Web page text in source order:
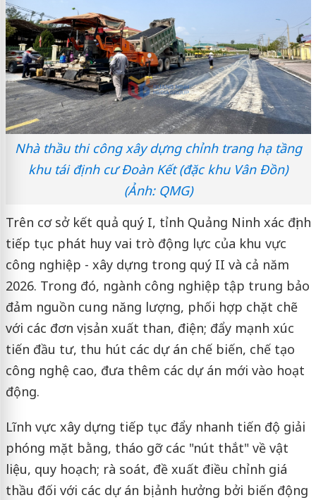
Nhà thầu thi công xây dựng chỉnh trang hạ tầng
khu tái định cư Đoàn Kết (đặc khu Vân Đồn)
(Ảnh: QMG)
Trên cơ sở kết quả quý I, tỉnh Quảng Ninh xác định
tiếp tục phát huy vai trò động lực của khu vực
công nghiệp - xây dựng trong quý II và cả năm
2026. Trong đó, ngành công nghiệp tập trung bảo
đảm nguồn cung năng lượng, phối hợp chặt chẽ
với các đơn vị sản xuất than, điện; đẩy mạnh xúc
tiến đầu tư, thu hút các dự án chế biến, chế tạo
công nghệ cao, đưa thêm các dự án mới vào hoạt
động.
Lĩnh vực xây dựng tiếp tục đẩy nhanh tiến độ giải
phóng mặt bằng, tháo gỡ các "nút thắt" về vật
liệu, quy hoạch; rà soát, đề xuất điều chỉnh giá
thầu đối với các dự án bị ảnh hưởng bởi biến động